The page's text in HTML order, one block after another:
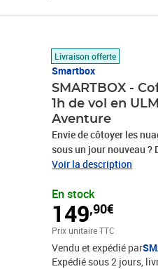
Livraison offerte
Smartbox
SMARTBOX -
1h de vol en
Aventure
Envie de côtoyer les
sous un jour nouveau ?
Axair vous invite à les
personne. Cet aéronef,
vous fera vivre une
Vous vivrez ce
passion. N’attendez
ULM trois axes près de
Voir la description
En stock
149,90€
Prix 149,90€
Prix unitaire TTC
Vendu et expédié par
Expédié sous 2 jours